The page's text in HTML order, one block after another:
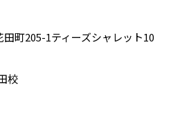
町205-1ティーズシャレット10
校